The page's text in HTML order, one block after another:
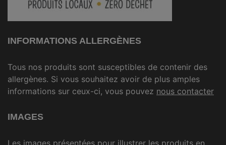
INFORMATIONS ALLERGÈNES
Tous nos produits sont susceptibles de contenir des
allergènes. Si vous souhaitez avoir de plus amples
informations sur ceux-ci, vous pouvez nous contacter
IMAGES